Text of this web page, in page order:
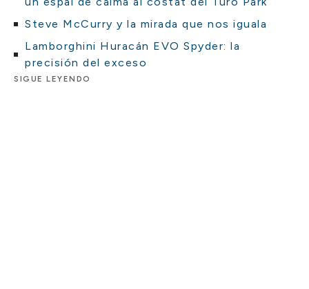
Steve McCurry y la mirada que nos iguala
Lamborghini Huracán EVO Spyder: la
precisión del exceso
SIGUE LEYENDO